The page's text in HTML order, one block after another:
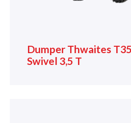
Dumper Thwaites
Swivel 3,5 T